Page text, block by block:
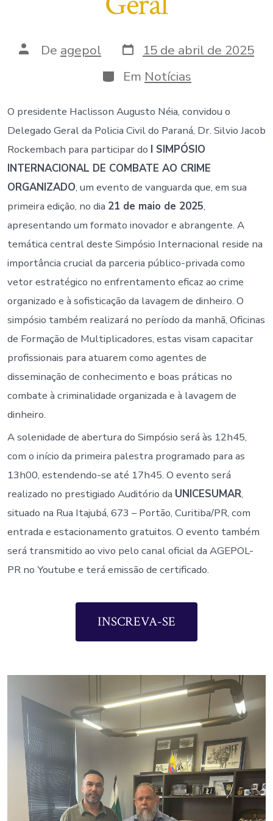
Autor
De agepol Data
do
post
15 de abril de 2025
Categorias
Em Notícias
O presidente Haclisson Augusto Néia, convidou o
Delegado Geral da Policia Civil do Paraná, Dr. Silvio Jacob
Rockembach para participar do I SIMPÓSIO
INTERNACIONAL DE COMBATE AO CRIME
ORGANIZADO, um evento de vanguarda que, em sua
primeira edição, no dia 21 de maio de 2025,
apresentando um formato inovador e abrangente. A
temática central deste Simpósio Internacional reside na
importância crucial da parceria público-privada como
vetor estratégico no enfrentamento eficaz ao crime
organizado e à sofisticação da lavagem de dinheiro. O
simpósio também realizará no período da manhã, Oficinas
de Formação de Multiplicadores, estas visam capacitar
profissionais para atuarem como agentes de
disseminação de conhecimento e boas práticas no
combate à criminalidade organizada e à lavagem de
dinheiro.
A solenidade de abertura do Simpósio será às 12h45,
com o início da primeira palestra programado para as
13h00, estendendo-se até 17h45. O evento será
realizado no prestigiado Auditório da UNICESUMAR,
situado na Rua Itajubá, 673 – Portão, Curitiba/PR, com
entrada e estacionamento gratuitos. O evento também
será transmitido ao vivo pelo canal oficial da AGEPOL-
PR no Youtube e terá emissão de certificado.
INSCREVA-SE